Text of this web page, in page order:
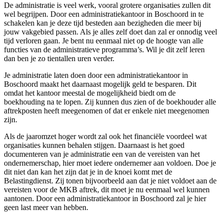
De administratie is veel werk, vooral grotere organisaties zullen dit
wel begrijpen. Door een administratiekantoor in Boschoord in te
schakelen kan je deze tijd besteden aan bezigheden die meer bij
jouw vakgebied passen. Als je alles zelf doet dan zal er onnodig veel
tijd verloren gaan. Je bent nu eenmaal niet op de hoogte van alle
functies van de administratieve programma’s. Wil je dit zelf leren
dan ben je zo tientallen uren verder.
Je administratie laten doen door een administratiekantoor in
Boschoord maakt het daarnaast mogelijk geld te besparen. Dit
omdat het kantoor meestal de mogelijkheid biedt om de
boekhouding na te lopen. Zij kunnen dus zien of de boekhouder alle
aftrekposten heeft meegenomen of dat er enkele niet meegenomen
zijn.
Als de jaaromzet hoger wordt zal ook het financiële voordeel wat
organisaties kunnen behalen stijgen. Daarnaast is het goed
documenteren van je administratie een van de vereisten van het
ondernemerschap, hier moet iedere ondernemer aan voldoen. Doe je
dit niet dan kan het zijn dat je in de knoei komt met de
Belastingdienst. Zij tonen bijvoorbeeld aan dat je niet voldoet aan de
vereisten voor de MKB aftrek, dit moet je nu eenmaal wel kunnen
aantonen. Door een administratiekantoor in Boschoord zal je hier
geen last meer van hebben.